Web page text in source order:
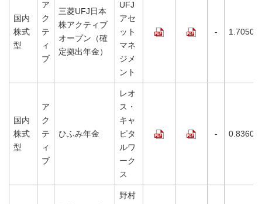
国内
株式
型
ア
ク
テ
ィ
ブ
三菱UFJ日本
株アクティブ
オープン（確
定拠出年金）
UFJ
アセ
ット
マネ
ジメ
ント
- 1.7050%
国内
株式
型
ア
ク
テ
ィ
ブ
ひふみ年金
レオ
ス・
キャ
ピタ
ルワ
ーク
ス
- 0.8360%
野村